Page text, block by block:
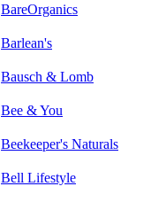
BareOrganics
Barlean's
Bausch & Lomb
Bee & You
Beekeeper's Naturals
Bell Lifestyle